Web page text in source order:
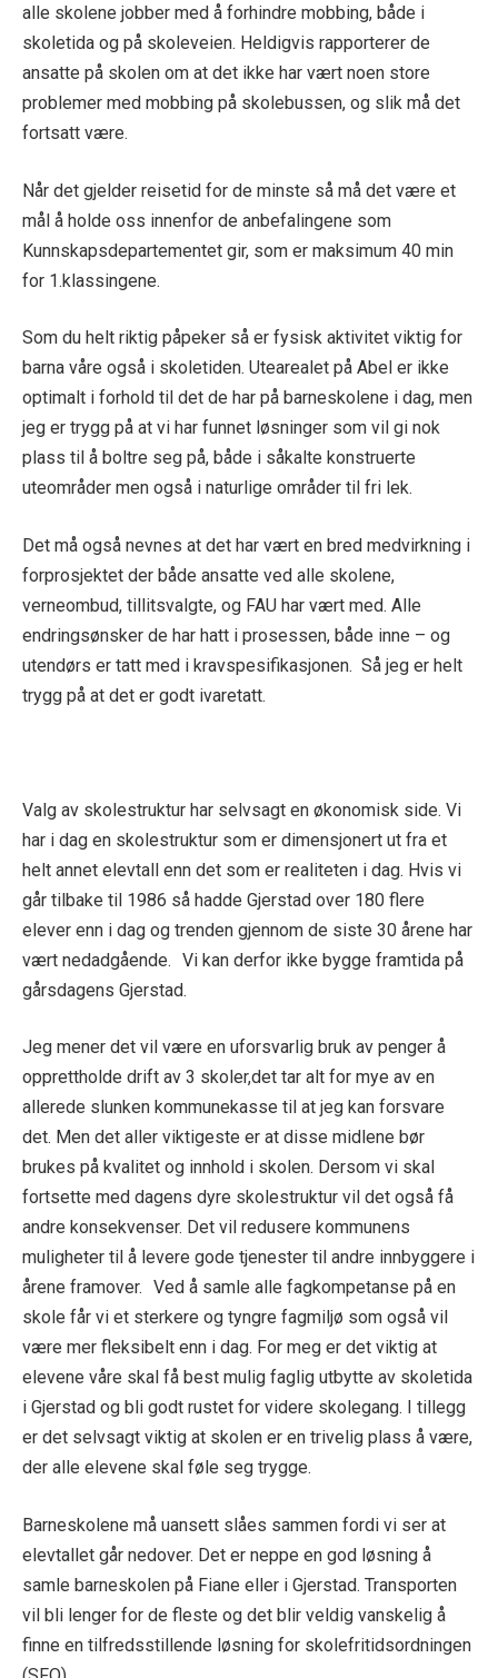
alle skolene jobber med å forhindre mobbing, både i
skoletida og på skoleveien. Heldigvis rapporterer de
ansatte på skolen om at det ikke har vært noen store
problemer med mobbing på skolebussen, og slik må det
fortsatt være.
Når det gjelder reisetid for de minste så må det være et
mål å holde oss innenfor de anbefalingene som
Kunnskapsdepartementet gir, som er maksimum 40 min
for 1.klassingene.
Som du helt riktig påpeker så er fysisk aktivitet viktig for
barna våre også i skoletiden. Utearealet på Abel er ikke
optimalt i forhold til det de har på barneskolene i dag, men
jeg er trygg på at vi har funnet løsninger som vil gi nok
plass til å boltre seg på, både i såkalte konstruerte
uteområder men også i naturlige områder til fri lek.
Det må også nevnes at det har vært en bred medvirkning i
forprosjektet der både ansatte ved alle skolene,
verneombud, tillitsvalgte, og FAU har vært med. Alle
endringsønsker de har hatt i prosessen, både inne – og
utendørs er tatt med i kravspesifikasjonen. Så jeg er helt
trygg på at det er godt ivaretatt.
Valg av skolestruktur har selvsagt en økonomisk side. Vi
har i dag en skolestruktur som er dimensjonert ut fra et
helt annet elevtall enn det som er realiteten i dag. Hvis vi
går tilbake til 1986 så hadde Gjerstad over 180 flere
elever enn i dag og trenden gjennom de siste 30 årene har
vært nedadgående. Vi kan derfor ikke bygge framtida på
gårsdagens Gjerstad.
Jeg mener det vil være en uforsvarlig bruk av penger å
opprettholde drift av 3 skoler,det tar alt for mye av en
allerede slunken kommunekasse til at jeg kan forsvare
det. Men det aller viktigeste er at disse midlene bør
brukes på kvalitet og innhold i skolen. Dersom vi skal
fortsette med dagens dyre skolestruktur vil det også få
andre konsekvenser. Det vil redusere kommunens
muligheter til å levere gode tjenester til andre innbyggere i
årene framover. Ved å samle alle fagkompetanse på en
skole får vi et sterkere og tyngre fagmiljø som også vil
være mer fleksibelt enn i dag. For meg er det viktig at
elevene våre skal få best mulig faglig utbytte av skoletida
i Gjerstad og bli godt rustet for videre skolegang. I tillegg
er det selvsagt viktig at skolen er en trivelig plass å være,
der alle elevene skal føle seg trygge.
Barneskolene må uansett slåes sammen fordi vi ser at
elevtallet går nedover. Det er neppe en god løsning å
samle barneskolen på Fiane eller i Gjerstad. Transporten
vil bli lenger for de fleste og det blir veldig vanskelig å
finne en tilfredsstillende løsning for skolefritidsordningen